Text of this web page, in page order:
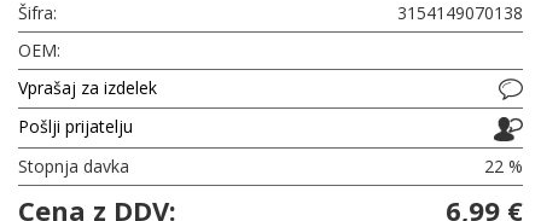
Šifra:
3154149070138
OEM:
Vprašaj za izdelek
Pošlji prijatelju
Stopnja davka
22 %
Cena z DDV: 6,99 €